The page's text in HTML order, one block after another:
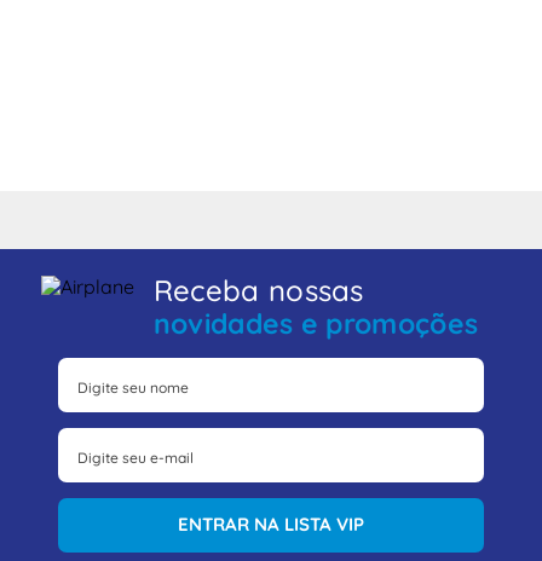
Receba nossas
novidades e promoções
ENTRAR NA LISTA VIP